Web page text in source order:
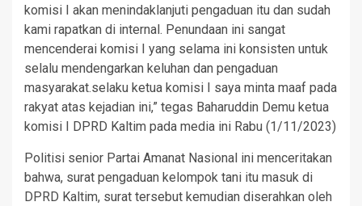
komisi I akan menindaklanjuti pengaduan itu dan sudah
kami rapatkan di internal. Penundaan ini sangat
mencenderai komisi I yang selama ini konsisten untuk
selalu mendengarkan keluhan dan pengaduan
masyarakat.selaku ketua komisi I saya minta maaf pada
rakyat atas kejadian ini,” tegas Baharuddin Demu ketua
komisi I DPRD Kaltim pada media ini Rabu (1/11/2023)
Politisi senior Partai Amanat Nasional ini menceritakan
bahwa, surat pengaduan kelompok tani itu masuk di
DPRD Kaltim, surat tersebut kemudian diserahkan oleh